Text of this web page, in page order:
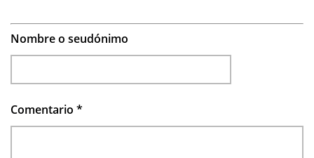
Nombre o seudónimo
Comentario *